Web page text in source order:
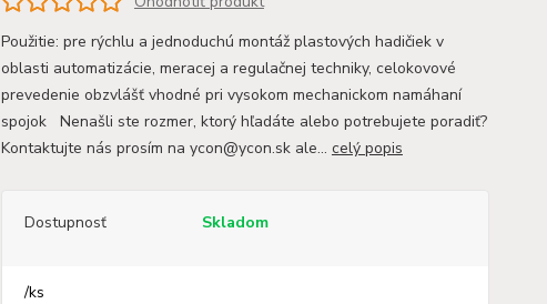
Použitie: pre rýchlu a jednoduchú montáž plastových hadičiek v
oblasti automatizácie, meracej a regulačnej techniky, celokovové
prevedenie obzvlášť vhodné pri vysokom mechanickom namáhaní
spojok Nenašli ste rozmer, ktorý hľadáte alebo potrebujete poradiť?
Kontaktujte nás prosím na ycon@ycon.sk ale... celý popis
Dostupnosť Skladom
/ks